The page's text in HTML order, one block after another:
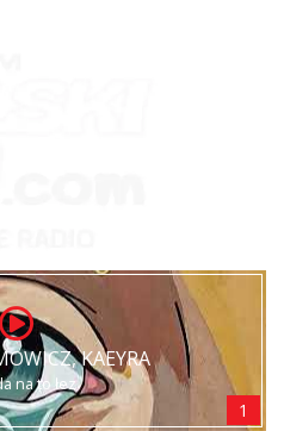
KAEYRA
na to łez
1